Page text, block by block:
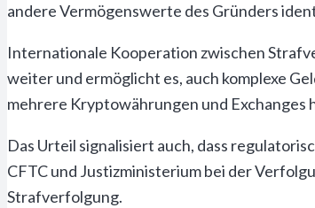
andere Vermögenswerte des Gründers
Internationale Kooperation zwischen
weiter und ermöglicht es, auch komplexe
mehrere Kryptowährungen und Exchanges
Das Urteil signalisiert auch, dass
CFTC und Justizministerium bei der
Strafverfolgung.